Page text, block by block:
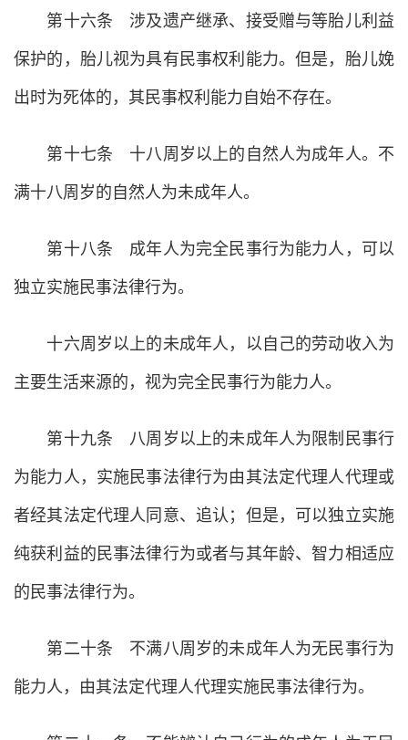
第十六条 涉及遗产继承、接受赠与等胎儿利益
保护的，胎儿视为具有民事权利能力。但是，胎儿娩
出时为死体的，其民事权利能力自始不存在。
第十七条 十八周岁以上的自然人为成年人。不
满十八周岁的自然人为未成年人。
第十八条 成年人为完全民事行为能力人，可以
独立实施民事法律行为。
十六周岁以上的未成年人，以自己的劳动收入为
主要生活来源的，视为完全民事行为能力人。
第十九条 八周岁以上的未成年人为限制民事行
为能力人，实施民事法律行为由其法定代理人代理或
者经其法定代理人同意、追认；但是，可以独立实施
纯获利益的民事法律行为或者与其年龄、智力相适应
的民事法律行为。
第二十条 不满八周岁的未成年人为无民事行为
能力人，由其法定代理人代理实施民事法律行为。